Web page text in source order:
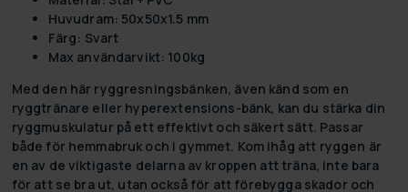
Huvudram: 50x50x1.5 mm
Färg: Svart
Max användarvikt: 100kg
Med den här ryggresningsbänken, även känd som en
ryggtränare eller hyperextensions-bänk, kan du stärka din
ryggmuskulatur på ett effektivt och säkert sätt. Passar
både för hemmabruk och i gymmet. Kom ihåg att ryggen är
en av de viktigaste delarna av kroppen att träna, inte bara
för att se bra ut, utan också för att förebygga skador och